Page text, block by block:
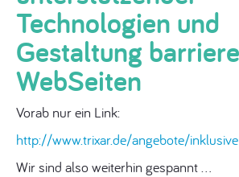
Technologien und
Gestaltung
WebSeiten
Vorab nur ein Link:
http://www.trixar.de/angebote/
Wir sind also weiterhin gespannt …